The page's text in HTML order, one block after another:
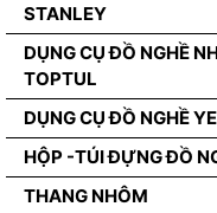
STANLEY
DỤNG CỤ ĐỒ NGHỀ
TOPTUL
DỤNG CỤ ĐỒ NGHỀ
HỘP -TÚI ĐỰNG ĐỒ
THANG NHÔM